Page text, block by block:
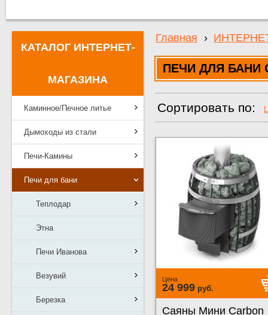
КАТАЛОГ ИНТЕРНЕТ-
МАГАЗИНА
Каминное/Печное литье
Дымоходы из стали
Печи-Камины
Печи для бани
Теплодар
Этна
Печи Иванова
Везувий
Березка
Главная ›
ПЕЧИ ДЛЯ БАНИ
Сортировать по:
Цена
24 999 руб.
Саяны Мини Carbon